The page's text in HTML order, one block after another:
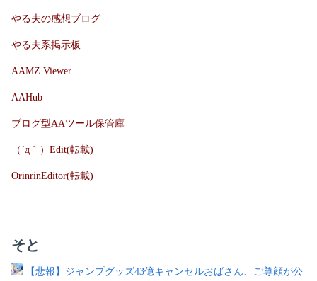
やる夫の感想ブログ
やる夫系掲示板
AAMZ Viewer
AAHub
ブログ型AAツール保管庫
（´д｀）Edit(転載)
OrinrinEditor(転載)
そと
【悲報】ジャンプグッズ43億キャンセルおばさん、ご尊顔が公